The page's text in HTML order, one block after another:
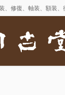
修復、軸装、額装、